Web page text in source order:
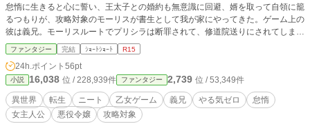
怠惰に生きると心に誓い、王太子との婚約も無意識に回避、婿を取って自領に籠
るつもりが、攻略対象のモーリスが書生として我が家にやってきた。ゲーム上の
彼は義兄。モーリスルートでプリシラは断罪されて、修道院送りにされてしま
う。家督を策士のモーリスに奪われても、彼に媚を売っておけば、悪いようにさ
れないはず、そう思っていたら……。 ただひたすらぐーたらしたい公爵令嬢
のお話。 ☆小説家になろうの日間ハイファンタジー(ファンタジー)ランキング
(短編)で2位獲得しました。(2025/11/12) ☆小説家になろうの日間異世界転生/転
移(ファンタジー)ランキング (短編)で1位獲得しました。(2025/11/12) ☆小説家
になろうの週間異世界転生/転移(ファンタジー)ランキング (短編)で2位獲得しま
した。(2025/11/12)
ファンタジー 完結 ｼｮｰﾄｼｮｰﾄ R15
24h.ポイント 56pt
小説 16,038 位 / 228,939件 ファンタジー 2,739 位 / 53,349件
異世界 転生 ニート 乙女ゲーム 義兄 やる気ゼロ
怠惰
女主人公
悪役令嬢 攻略対象